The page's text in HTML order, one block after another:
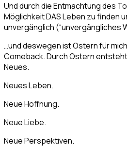
Und durch die Entmachtung des
Möglichkeit DAS Leben zu finden
unvergänglich (“unvergängliches
…und deswegen ist Ostern für
Comeback. Durch Ostern
Neues.
Neues Leben.
Neue Hoffnung.
Neue Liebe.
Neue Perspektiven.